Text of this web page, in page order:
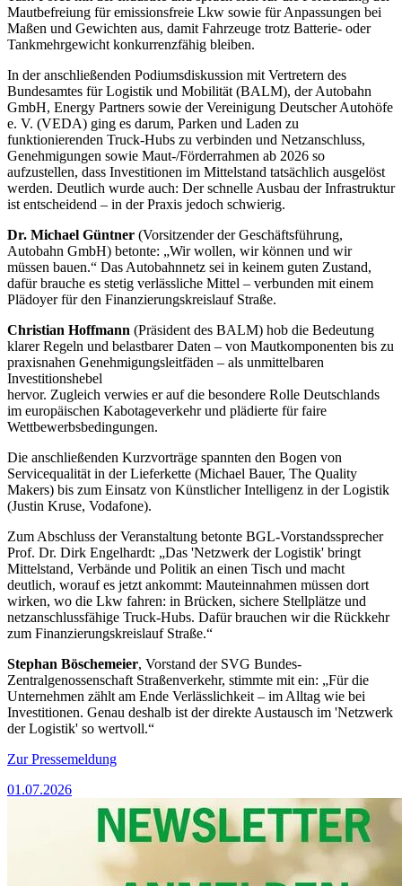
Mautbefreiung für emissionsfreie Lkw sowie für Anpassungen bei
Maßen und Gewichten aus, damit Fahrzeuge trotz Batterie- oder
Tankmehrgewicht konkurrenzfähig bleiben.
In der anschließenden Podiumsdiskussion mit Vertretern des
Bundesamtes für Logistik und Mobilität (BALM), der Autobahn
GmbH, Energy Partners sowie der Vereinigung Deutscher Autohöfe
e. V. (VEDA) ging es darum, Parken und Laden zu
funktionierenden Truck-Hubs zu verbinden und Netzanschluss,
Genehmigungen sowie Maut-/Förderrahmen ab 2026 so
aufzustellen, dass Investitionen im Mittelstand tatsächlich ausgelöst
werden. Deutlich wurde auch: Der schnelle Ausbau der Infrastruktur
ist entscheidend – in der Praxis jedoch schwierig.
Dr. Michael Güntner (Vorsitzender der Geschäftsführung,
Autobahn GmbH) betonte: „Wir wollen, wir können und wir
müssen bauen.“ Das Autobahnnetz sei in keinem guten Zustand,
dafür brauche es stetig verlässliche Mittel – verbunden mit einem
Plädoyer für den Finanzierungskreislauf Straße.
Christian Hoffmann (Präsident des BALM) hob die Bedeutung
klarer Regeln und belastbarer Daten – von Mautkomponenten bis zu
praxisnahen Genehmigungsleitfäden – als unmittelbaren
Investitionshebel
hervor. Zugleich verwies er auf die besondere Rolle Deutschlands
im europäischen Kabotageverkehr und plädierte für faire
Wettbewerbsbedingungen.
Die anschließenden Kurzvorträge spannten den Bogen von
Servicequalität in der Lieferkette (Michael Bauer, The Quality
Makers) bis zum Einsatz von Künstlicher Intelligenz in der Logistik
(Justin Kruse, Vodafone).
Zum Abschluss der Veranstaltung betonte BGL-Vorstandssprecher
Prof. Dr. Dirk Engelhardt: „Das 'Netzwerk der Logistik' bringt
Mittelstand, Verbände und Politik an einen Tisch und macht
deutlich, worauf es jetzt ankommt: Mauteinnahmen müssen dort
wirken, wo die Lkw fahren: in Brücken, sichere Stellplätze und
netzanschlussfähige Truck-Hubs. Dafür brauchen wir die Rückkehr
zum Finanzierungskreislauf Straße.“
Stephan Böschemeier, Vorstand der SVG Bundes-
Zentralgenossenschaft Straßenverkehr, stimmte mit ein: „Für die
Unternehmen zählt am Ende Verlässlichkeit – im Alltag wie bei
Investitionen. Genau deshalb ist der direkte Austausch im 'Netzwerk
der Logistik' so wertvoll.“
Zur Pressemeldung
01.07.2026